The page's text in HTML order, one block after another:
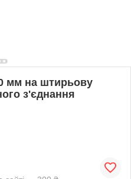
мм на штирьову
з'єднання